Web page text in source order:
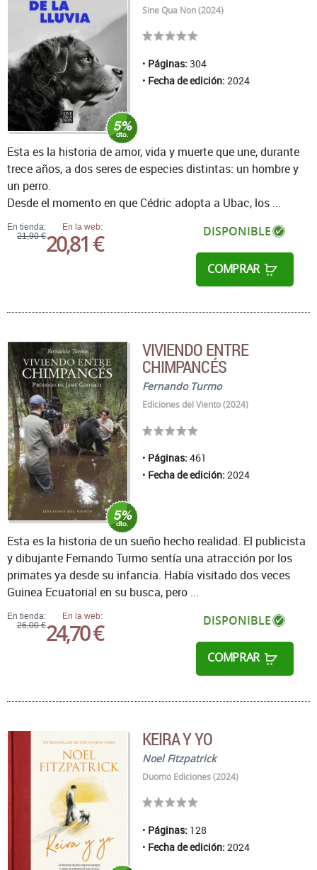
Sine Qua Non (2024)
Páginas: 304
Fecha de edición: 2024
En tienda:
21,90 €
En la web:
20,81 € DISPONIBLE
COMPRAR
Esta es la historia de amor, vida y muerte que une, durante
trece años, a dos seres de especies distintas: un hombre y
un perro.
Desde el momento en que Cédric adopta a Ubac, los ...
VIVIENDO ENTRE
CHIMPANCÉS
Fernando Turmo
Ediciones del Viento (2024)
Páginas: 461
Fecha de edición: 2024
En tienda:
26,00 €
En la web:
24,70 € DISPONIBLE
COMPRAR
Esta es la historia de un sueño hecho realidad. El publicista
y dibujante Fernando Turmo sentía una atracción por los
primates ya desde su infancia. Había visitado dos veces
Guinea Ecuatorial en su busca, pero ...
KEIRA Y YO
Noel Fitzpatrick
Duomo Ediciones (2024)
Páginas: 128
Fecha de edición: 2024